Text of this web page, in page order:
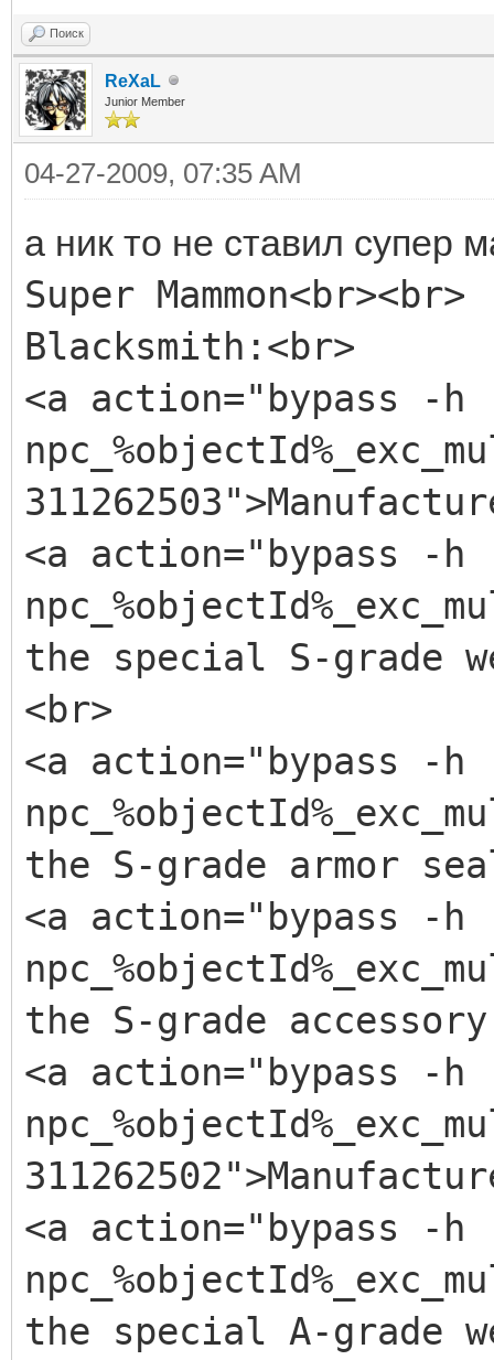
<item id="7">
<ingredient id="57"
<production
</item>
<!-- Cord -->
<item id="8">
<ingredient id="57"
<production
</item>
<!-- Suede -->
<item id="9">
<ingredient id="57"
<production
</item>
<!-- Braided Hemp
<item id="10">
<ingredient id="57"
<production
</item>
<!-- Leather -->
<item id="11">
<ingredient id="57"
<production
</item>
<center>
<img
height=32>
</center>
</html>
Поиск
ReXaL
Junior Member
04-27-2009, 07:35 AM
а ник то не ставил супер
Super Mammon<br><br>
Blacksmith:<br>
<a action="bypass -h
<a action="bypass -h
the special S-grade
<br>
<a action="bypass -h
the S-grade armor
<a action="bypass -h
the S-grade
<a action="bypass -h
<a action="bypass -h
the special A-grade